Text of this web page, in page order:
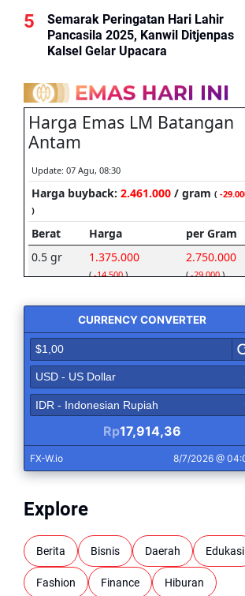
Semarak Peringatan Hari Lahir
Pancasila 2025, Kanwil Ditjenpas
Kalsel Gelar Upacara
Explore
Berita Bisnis Daerah Edukasi
Fashion Finance Hiburan